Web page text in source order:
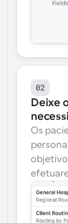
02
Deixe
Os